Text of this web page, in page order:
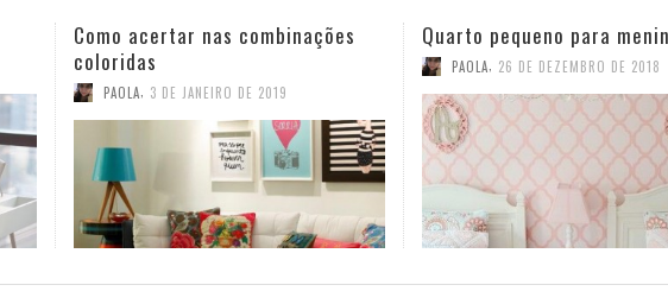
Quarto pequeno para meninas
PAOLA, 26 DE DEZEMBRO DE 2018
Ideias estilosas para o
PAOLA 12 DE NOVEMBRO DE 2018